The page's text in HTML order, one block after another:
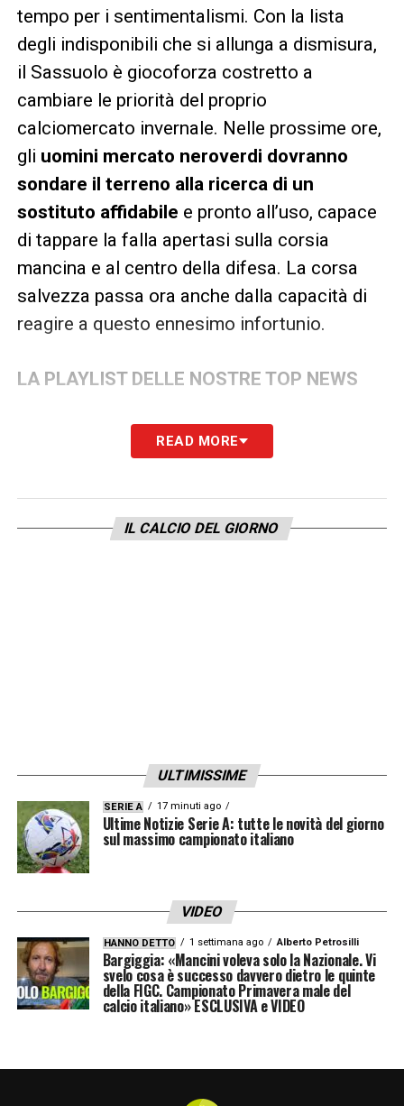
tempo per i sentimentalismi. Con la lista
degli indisponibili che si allunga a dismisura,
il Sassuolo è giocoforza costretto a
cambiare le priorità del proprio
calciomercato invernale. Nelle prossime ore,
gli uomini mercato neroverdi dovranno
sondare il terreno alla ricerca di un
sostituto affidabile e pronto all’uso, capace
di tappare la falla apertasi sulla corsia
mancina e al centro della difesa. La corsa
salvezza passa ora anche dalla capacità di
reagire a questo ennesimo infortunio.
LA PLAYLIST DELLE NOSTRE TOP NEWS
READ MORE
IL CALCIO DEL GIORNO
ULTIMISSIME
SERIE A 17 minuti ago
Ultime Notizie Serie A: tutte le novità del giorno
sul massimo campionato italiano
VIDEO
HANNO DETTO 1 settimana ago Alberto Petrosilli
Bargiggia: «Mancini voleva solo la Nazionale. Vi
svelo cosa è successo davvero dietro le quinte
della FIGC. Campionato Primavera male del
calcio italiano» ESCLUSIVA e VIDEO